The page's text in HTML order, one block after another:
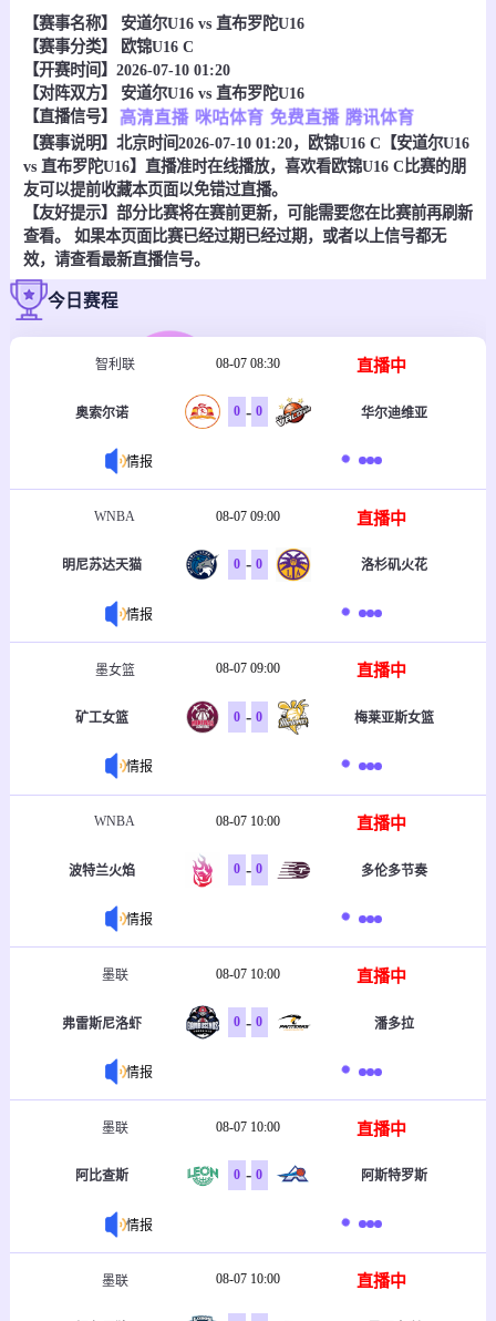
【赛事名称】 安道尔U16 vs 直布罗陀U16
【赛事分类】
欧锦U16 C
【开赛时间】2026-07-10 01:20
【对阵双方】 安道尔U16 vs 直布罗陀U16
【直播信号】
高清直播 咪咕体育 免费直播 腾讯体育
【赛事说明】北京时间2026-07-10 01:20，欧锦U16 C【安道尔U16
vs 直布罗陀U16】直播准时在线播放，喜欢看欧锦U16 C比赛的朋
友可以提前收藏本页面以免错过直播。
【友好提示】部分比赛将在赛前更新，可能需要您在比赛前再刷新
查看。 如果本页面比赛已经过期已经过期，或者以上信号都无
效，请查看最新直播信号。
今日赛程
智利联 08-07 08:30 直播中
奥索尔诺 0 - 0 华尔迪维亚
情报
WNBA 08-07 09:00 直播中
明尼苏达天猫 0 - 0 洛杉矶火花
情报
墨女篮 08-07 09:00 直播中
矿工女篮 0 - 0 梅莱亚斯女篮
情报
WNBA 08-07 10:00 直播中
波特兰火焰 0 - 0 多伦多节奏
情报
墨联 08-07 10:00 直播中
弗雷斯尼洛虾 0 - 0 潘多拉
情报
墨联 08-07 10:00 直播中
阿比查斯 0 - 0 阿斯特罗斯
情报
墨联 08-07 10:00 直播中